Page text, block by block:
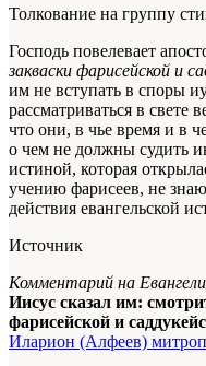
Толкование на группу
Господь повелевает
закваски фарисейской и
им не вступать в споры
рассматриваться в свете
что они, в чье время и в
о чем не должны судить
истиной, которая
учению фарисеев, не
действия евангельской
Источник
Комментарий на
Иисус сказал им:
фарисейской и
Иларион (Алфеев)